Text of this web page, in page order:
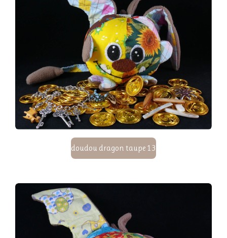
doudou dragon taupe 13